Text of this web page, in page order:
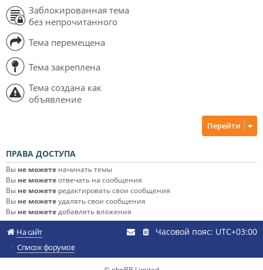
Заблокированная тема
без непрочитанного
Тема перемещена
Тема закреплена
Тема создана как
объявление
Перейти
ПРАВА ДОСТУПА
Вы не можете начинать темы
Вы не можетеотвечать на сообщения
Вы не можете редактировать свои сообщения
Вы не можетеудалять свои сообщения
Вы не можетедобавлять вложения
На сайт
Список форумов
Часовой пояс: UTC+03:00